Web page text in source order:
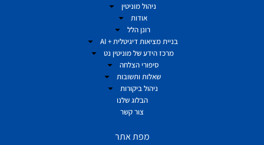
ניהול מוניטין
אודות
רונן הלל
בניית מציאות דיגיטלית + AI
מרכז הידע של מוניטין נט
סיפורי הצלחה
שאלות ותשובות
ניהול ביקורות
הבלוג שלנו
צור קשר
מפת אתר